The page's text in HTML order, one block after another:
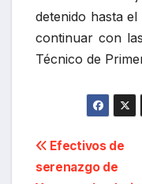
Por
Entrada